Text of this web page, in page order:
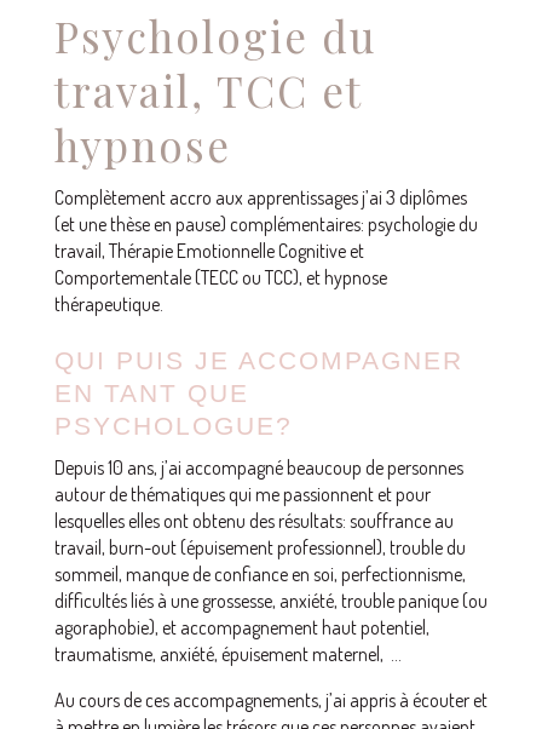
Psychologie du
travail, TCC et
hypnose
Complètement accro aux apprentissages j’ai 3 diplômes
(et une thèse en pause) complémentaires: psychologie du
travail, Thérapie Emotionnelle Cognitive et
Comportementale (TECC ou TCC), et hypnose
thérapeutique.
QUI PUIS JE ACCOMPAGNER
EN TANT QUE
PSYCHOLOGUE?
Depuis 10 ans, j’ai accompagné beaucoup de personnes
autour de thématiques qui me passionnent et pour
lesquelles elles ont obtenu des résultats: souffrance au
travail, burn-out (épuisement professionnel), trouble du
sommeil, manque de confiance en soi, perfectionnisme,
difficultés liés à une grossesse, anxiété, trouble panique (ou
agoraphobie), et accompagnement haut potentiel,
traumatisme, anxiété, épuisement maternel, …
Au cours de ces accompagnements, j’ai appris à écouter et